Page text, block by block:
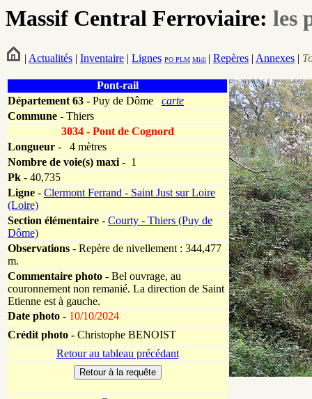
Massif Central Ferroviaire: les
| Actualités | Inventaire | Lignes PO PLM Midi | Repères | Annexes |
Pont-rail
Département63 - Puy de Dôme carte
Commune - Thiers
3034 - Pont de Cognord
Longueur -
4 mètres
Nombre de voie(s) maxi- 1
Pk - 40,735
Ligne - Clermont Ferrand - Saint Just sur Loire
(Loire)
Section élémentaire - Courty - Thiers (Puy de
Dôme)
Observations - Repère de nivellement : 344,477
m.
Commentaire photo - Bel ouvrage, au
couronnement non remanié. La direction de Saint
Etienne est à gauche.
Date photo - 10/10/2024
Crédit photo - Christophe BENOIST
Retour au tableau précédant